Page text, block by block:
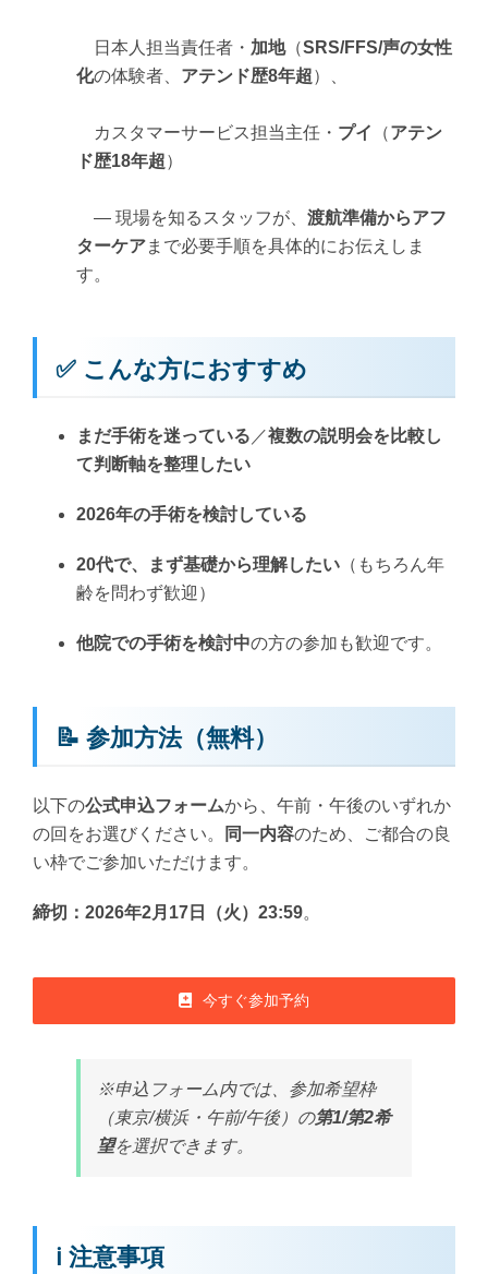
日本人担当責任者・ 加地（SRS/FFS/声の女性
化の体験者、 アテンド歴8年超）、
カスタマーサービス担当主任・ プイ （アテン
ド歴18年超）
— 現場を知るスタッフが、 渡航準備からアフ
ターケアまで必要手順を具体的にお伝えしま
す。
✅ こんな方におすすめ
まだ手術を迷っている ／複数の説明会を比較し
て判断軸を整理したい
2026年の手術を検討している
20代で、まず基礎から理解したい（もちろん年
齢を問わず歓迎）
他院での手術を検討中の方の参加も歓迎です。
📝 参加方法（無料）
以下の公式申込フォームから、午前・午後のいずれか
の回をお選びください。
同一内容のため、ご都合の良
い枠でご参加いただけます。
締切：2026年2月17日（火）23:59。
今すぐ参加予約
※申込フォーム内では、参加希望枠
（東京/横浜・午前/午後）の第1/第2希
望を選択できます。
ℹ️ 注意事項